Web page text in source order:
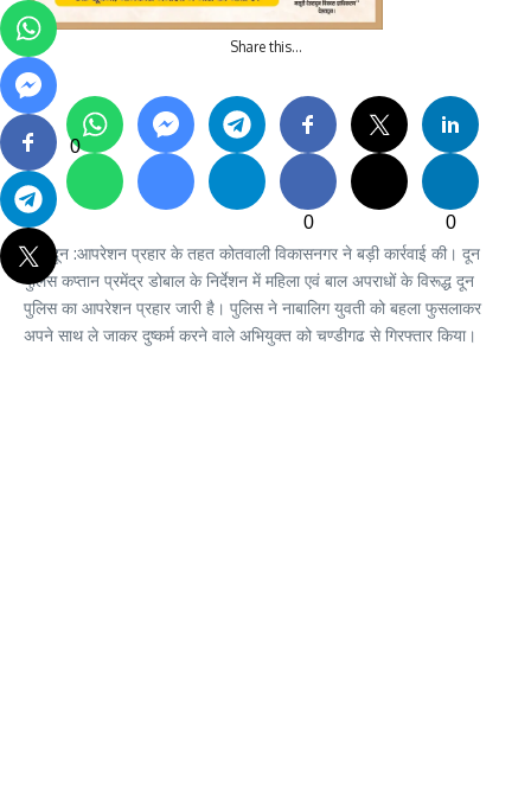
0
Share this…
0
0
देहरादून :आपरेशन प्रहार के तहत कोतवाली विकासनगर ने बड़ी कार्रवाई की। दून
पुलिस कप्तान प्रमेंद्र डोबाल के निर्देशन में महिला एवं बाल अपराधों के विरूद्ध दून
पुलिस का आपरेशन प्रहार जारी है। पुलिस ने नाबालिग युवती को बहला फुसलाकर
अपने साथ ले जाकर दुष्कर्म करने वाले अभियुक्त को चण्डीगढ से गिरफ्तार किया।